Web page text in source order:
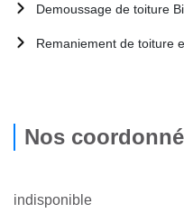
Demoussage de toiture
Remaniement de toiture
Nos
indisponible